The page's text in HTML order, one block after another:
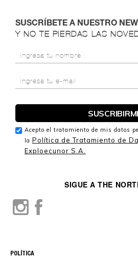
POLÍTICA
SIGUE A THE
SUSCRÍBETE A NUESTRO
Y NO TE PIERDAS LAS
Acepto el tratamiento de mis datos
la Política de Tratamiento de
Exploecunor S.A.